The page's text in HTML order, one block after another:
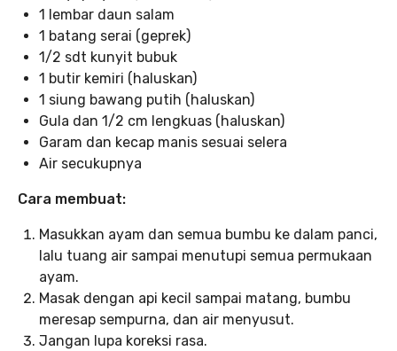
1 lembar daun salam
1 batang serai (geprek)
1/2 sdt kunyit bubuk
1 butir kemiri (haluskan)
1 siung bawang putih (haluskan)
Gula dan 1/2 cm lengkuas (haluskan)
Garam dan kecap manis sesuai selera
Air secukupnya
Cara membuat:
Masukkan ayam dan semua bumbu ke dalam panci,
lalu tuang air sampai menutupi semua permukaan
ayam.
Masak dengan api kecil sampai matang, bumbu
meresap sempurna, dan air menyusut.
Jangan lupa koreksi rasa.